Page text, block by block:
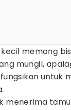
memang
mungil,
untuk
menerima